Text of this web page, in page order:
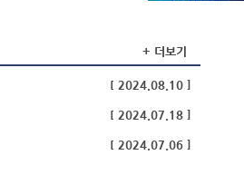
+ 더보기
[ 2024.08.10 ]
[ 2024.07.18 ]
[ 2024.07.06 ]